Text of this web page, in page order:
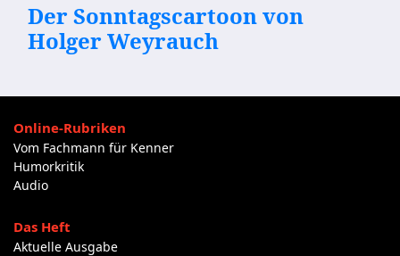
Der Sonntagscartoon von
Holger Weyrauch
Online-Rubriken
Vom Fachmann für Kenner
Humorkritik
Audio
Das Heft
Aktuelle Ausgabe